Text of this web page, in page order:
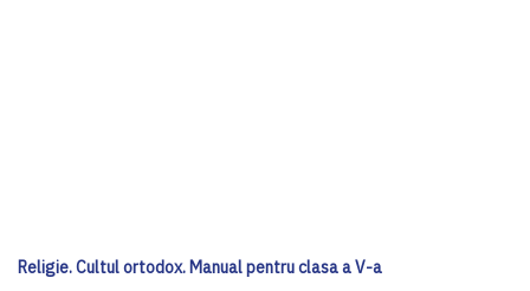
Religie. Cultul ortodox. Manual pentru clasa a V-a